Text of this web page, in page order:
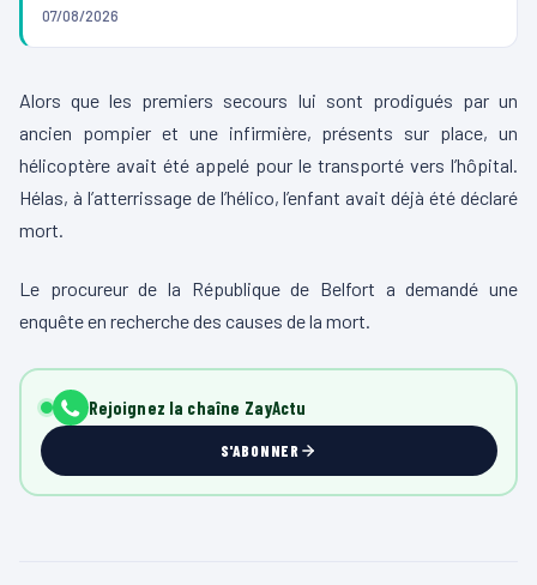
07/08/2026
Alors que les premiers secours lui sont prodigués par un
ancien pompier et une infirmière, présents sur place, un
hélicoptère avait été appelé pour le transporté vers l’hôpital.
Hélas, à l’atterrissage de l’hélico, l’enfant avait déjà été déclaré
mort.
Le procureur de la République de Belfort a demandé une
enquête en recherche des causes de la mort.
Rejoignez la chaîne ZayActu
S'ABONNER